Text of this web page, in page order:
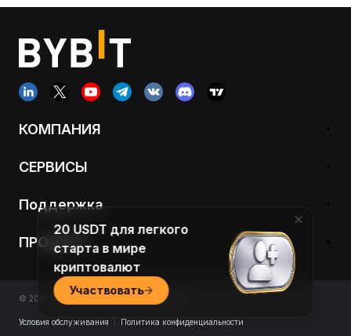
КОМПАНИЯ
СЕРВИСЫ
Поддержка
ПРОДУКТ
© 2018-2026 Bybit.com. All rights reserved.
Условия обслуживания Политика конфиденциальности
20 USDT для легкого
старта в мире
криптовалют
Участвовать